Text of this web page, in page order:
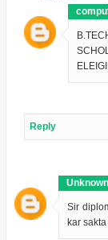
Reply
Unknown
Sir
kar